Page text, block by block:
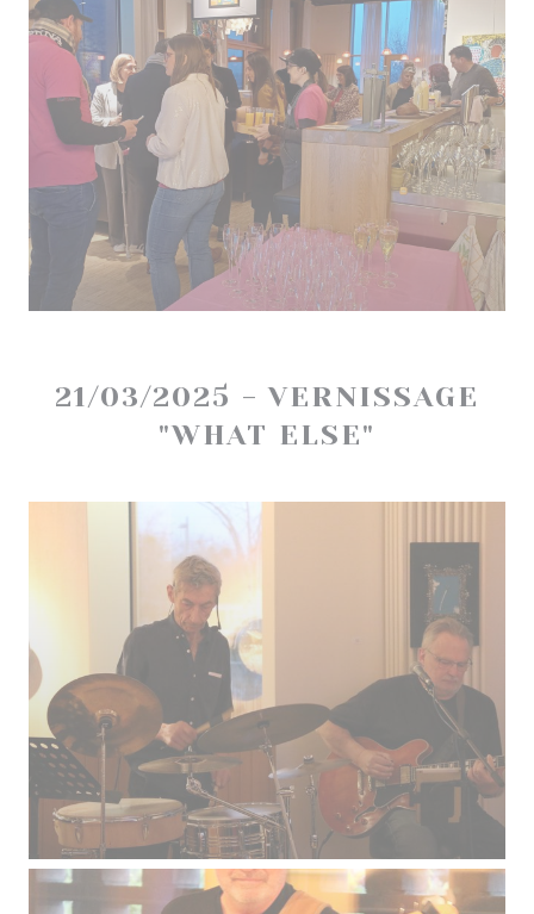
21/03/2025 - VERNISSAGE
"WHAT ELSE"